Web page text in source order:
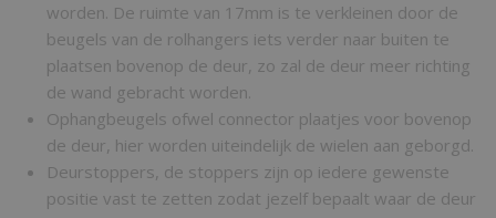
worden. De ruimte van 17mm is te verkleinen door de
beugels van de rolhangers iets verder naar buiten te
plaatsen bovenop de deur, zo zal de deur meer richting
de wand gebracht worden.
Ophangbeugels ofwel connector plaatjes voor bovenop
de deur, hier worden uiteindelijk de wielen aan geborgd.
Deurstoppers, de stoppers zijn op iedere gewenste
positie vast te zetten zodat jezelf bepaalt waar de deur